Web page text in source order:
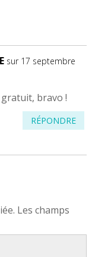
sur 17 septembre
bravo !
RÉPONDRE
Les champs